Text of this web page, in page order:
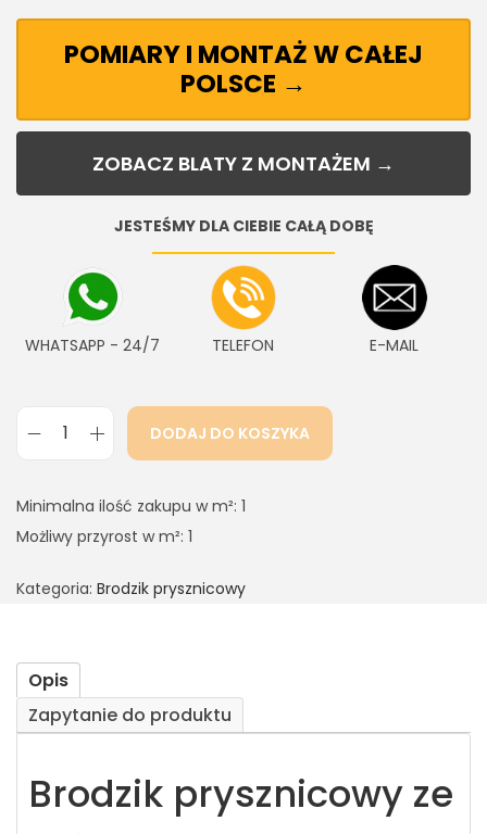
POMIARY I MONTAŻ W CAŁEJ
POLSCE →
ZOBACZ BLATY Z MONTAŻEM →
JESTEŚMY DLA CIEBIE CAŁĄ DOBĘ
WHATSAPP - 24/7 TELEFON E-MAIL
DODAJ DO KOSZYKA
Minimalna ilość zakupu w m²: 1
Możliwy przyrost w m²: 1
Kategoria: Brodzik prysznicowy
Opis
Zapytanie do produktu
Brodzik prysznicowy ze